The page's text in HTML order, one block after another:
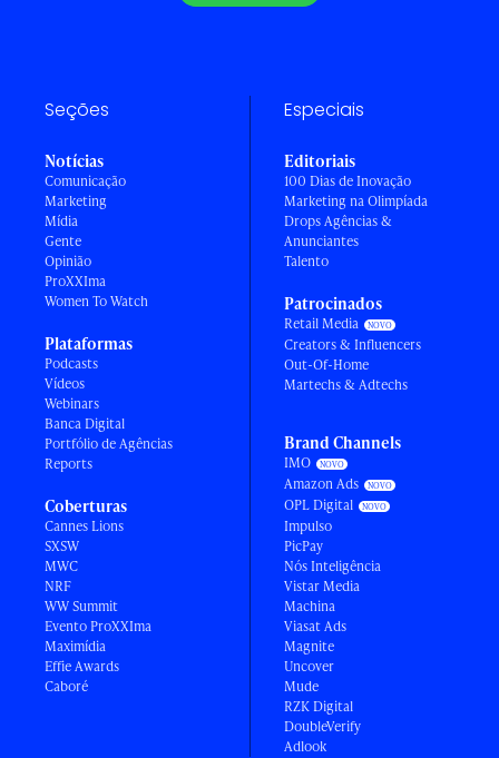
Seções
Notícias
Comunicação
Marketing
Mídia
Gente
Opinião
ProXXIma
Women To Watch
Plataformas
Podcasts
Vídeos
Webinars
Banca Digital
Portfólio de Agências
Reports
Coberturas
Cannes Lions
SXSW
MWC
NRF
WW Summit
Evento ProXXIma
Maximídia
Effie Awards
Caboré
Especiais
Editoriais
100 Dias de Inovação
Marketing na Olimpíada
Drops Agências &
Anunciantes
Talento
Patrocinados
Retail Media
Creators & Influencers
Out-Of-Home
Martechs & Adtechs
Brand Channels
IMO
Amazon Ads
OPL Digital
Impulso
PicPay
Nós Inteligência
Vistar Media
Machina
Viasat Ads
Magnite
Uncover
Mude
RZK Digital
DoubleVerify
Adlook